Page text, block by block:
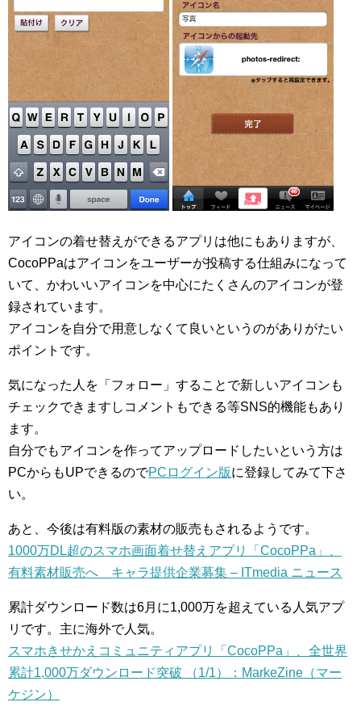
アイコンの着せ替えができるアプリは他にもありますが、
CocoPPaはアイコンをユーザーが投稿する仕組みになって
いて、かわいいアイコンを中心にたくさんのアイコンが登
録されています。
アイコンを自分で用意しなくて良いというのがありがたい
ポイントです。
気になった人を「フォロー」することで新しいアイコンも
チェックできますしコメントもできる等SNS的機能もあり
ます。
自分でもアイコンを作ってアップロードしたいという方は
PCからもUPできるのでPCログイン版に登録してみて下さ
い。
あと、今後は有料版の素材の販売もされるようです。
1000万DL超のスマホ画面着せ替えアプリ「CocoPPa」、
有料素材販売へ キャラ提供企業募集 – ITmedia ニュース
累計ダウンロード数は6月に1,000万を超えている人気アプ
リです。主に海外で人気。
スマホきせかえコミュニティアプリ「CocoPPa」、全世界
累計1,000万ダウンロード突破 （1/1）：MarkeZine（マー
ケジン）